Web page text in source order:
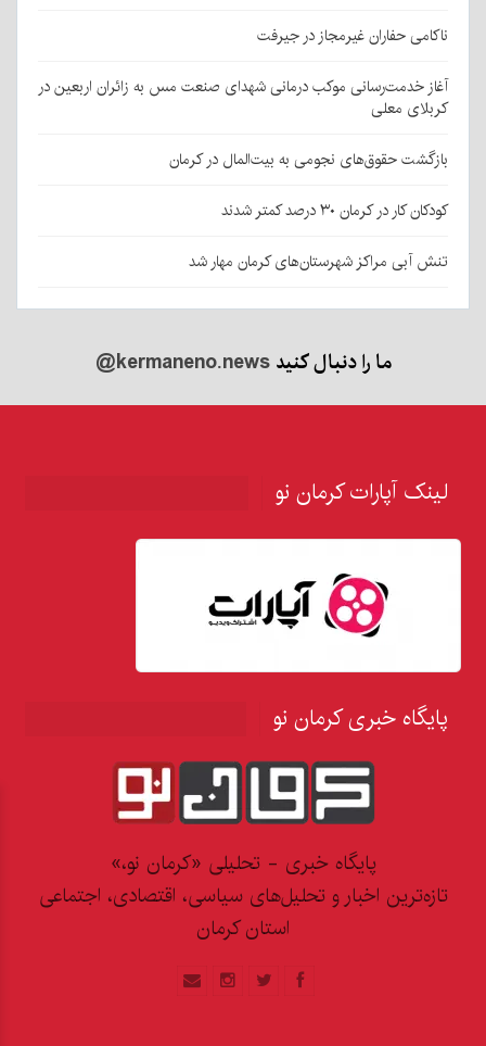
ناکامی حفاران غیرمجاز در جیرفت
آغاز خدمت‌رسانی موکب درمانی شهدای صنعت مس به زائران اربعین در
کربلای معلی
بازگشت حقوق‌های نجومی به بیت‌المال در کرمان
کودکان کار در کرمان ۳۰ درصد کمتر شدند
تنش آبی مراکز شهرستان‌های کرمان مهار شد
ما را دنبال کنید@kermaneno.news
لینک آپارات کرمان نو
پایگاه خبری کرمان نو
پایگاه خبری - تحلیلی «کرمان نو،»
تازه‌ترین اخبار و تحلیل‌های سیاسی، اقتصادی، اجتماعی
استان کرمان